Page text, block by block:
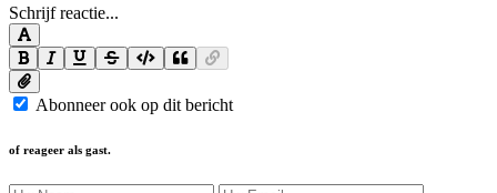
Schrijf reactie...
Abonneer ook op dit bericht
of reageer als gast.